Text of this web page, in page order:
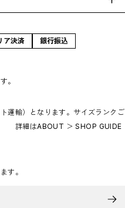
ア決済
銀行振込
。
運輸）となります。サイズランクご
細はABOUT ＞ SHOP GUIDE
す。